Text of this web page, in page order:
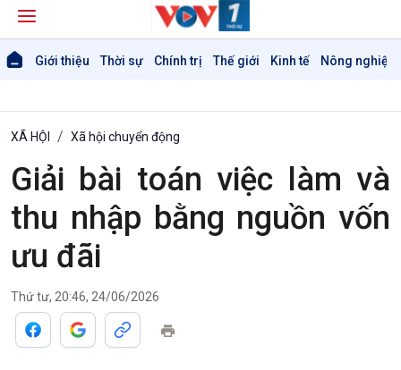
Giới thiệu Thời sự Chính trị Thế giới Kinh tế Nông nghiệp
Giới thiệu
XÃ HỘI Xã hội chuyển động
Giải bài toán việc làm và
thu nhập bằng nguồn vốn
ưu đãi
Thứ tư, 20:46, 24/06/2026